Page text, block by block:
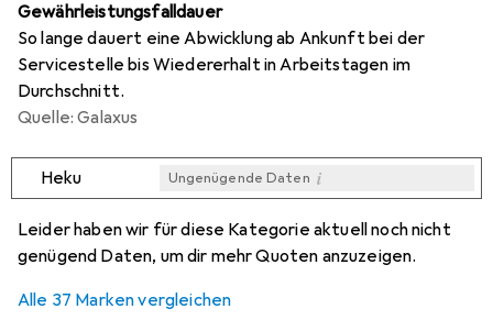
Gewährleistungsfalldauer
So lange dauert eine Abwicklung ab Ankunft bei der
Servicestelle bis Wiedererhalt in Arbeitstagen im
Durchschnitt.
Quelle: Galaxus
Heku Ungenügende Daten i
Leider haben wir für diese Kategorie aktuell noch nicht
genügend Daten, um dir mehr Quoten anzuzeigen.
Alle 37 Marken vergleichen